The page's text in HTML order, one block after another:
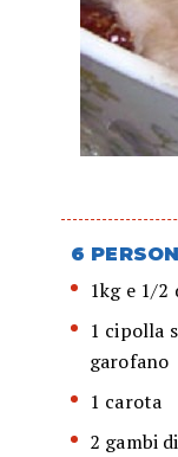
6
1kg e 1/2
1 cipolla
garofano
1 carota
2 gambi